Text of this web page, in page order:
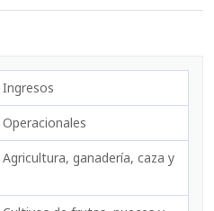
Ingresos
Operacionales
Agricultura, ganadería, caza y